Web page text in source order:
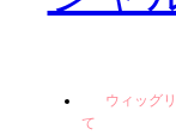
ウィッグ
て